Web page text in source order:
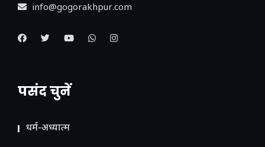
info@gogorakhpur.com
पसंद चुनें
धर्म-अध्यात्म